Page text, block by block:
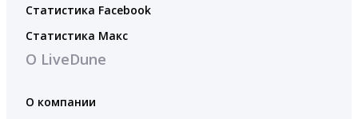
Статистика Facebook
Статистика Макс
О LiveDune
О компании